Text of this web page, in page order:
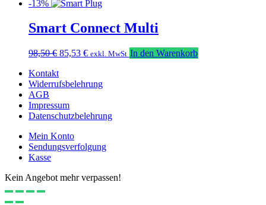
-13%
Smart Connect Multi
98,50€ Ursprünglicher
war:
98,50 €
85,53 €Aktueller
85,53 €.
exkl. MwSt In den Warenkorb
Kontakt
Widerrufsbelehrung
AGB
Impressum
Datenschutzbelehrung
Mein Konto
Sendungsverfolgung
Kasse
Kein Angebot mehr verpassen!